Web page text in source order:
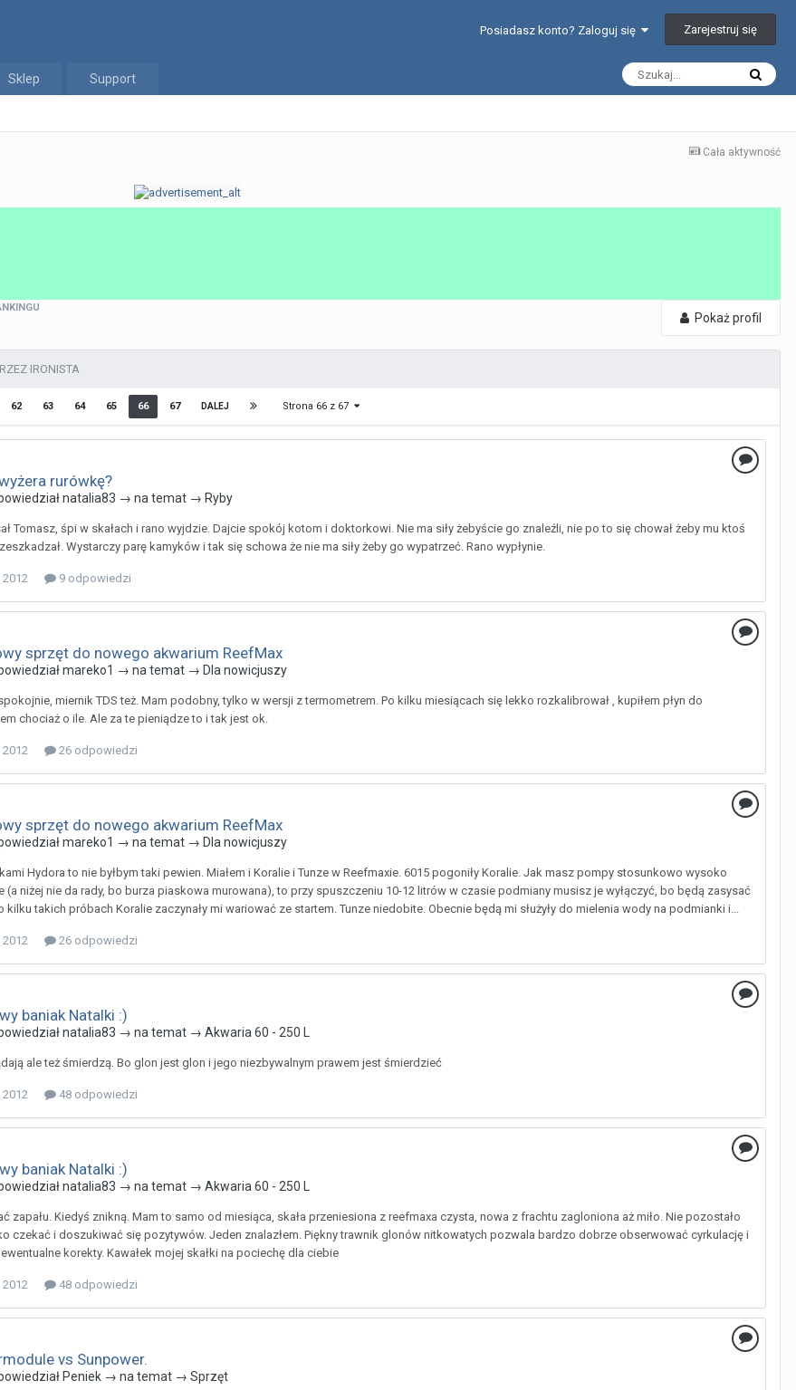
Posiadasz konto? Zaloguj się Zarejestruj się
Sklep Support
Cała aktywność
Pokaż profil
IRONISTA
62 63 64 65 66 67 DALEJ Strona 66 z 67
rurówkę?
natalia83 → na temat → Ryby
Tomasz, śpi w skałach i rano wyjdzie. Dajcie spokój kotom i doktorkowi. Nie ma siły żebyście go znaleźli, nie po to się chował żeby mu ktoś
Wystarczy parę kamyków i tak się schowa że nie ma siły żeby go wypatrzeć. Rano wypłynie.
9 odpowiedzi
sprzęt do nowego akwarium ReefMax
mareko1 → na temat → Dla nowicjuszy
miernik TDS też. Mam podobny, tylko w wersji z termometrem. Po kilku miesiącach się lekko rozkalibrował , kupiłem płyn do
chociaż o ile. Ale za te pieniądze to i tak jest ok.
26 odpowiedzi
sprzęt do nowego akwarium ReefMax
mareko1 → na temat → Dla nowicjuszy
Hydora to nie byłbym taki pewien. Miałem i Koralie i Tunze w Reefmaxie. 6015 pogoniły Koralie. Jak masz pompy stosunkowo wysoko
(a niżej nie da rady, bo burza piaskowa murowana), to przy spuszczeniu 10-12 litrów w czasie podmiany musisz je wyłączyć, bo będą zasysać
kilku takich próbach Koralie zaczynały mi wariować ze startem. Tunze niedobite. Obecnie będą mi służyły do mielenia wody na podmianki i...
26 odpowiedzi
baniak Natalki :)
natalia83 → na temat → Akwaria 60 - 250 L
ale też śmierdzą. Bo glon jest glon i jego niezbywalnym prawem jest śmierdzieć
48 odpowiedzi
baniak Natalki :)
natalia83 → na temat → Akwaria 60 - 250 L
zapału. Kiedyś znikną. Mam to samo od miesiąca, skała przeniesiona z reefmaxa czysta, nowa z frachtu zagloniona aż miło. Nie pozostało
czekać i doszukiwać się pozytywów. Jeden znalazłem. Piękny trawnik glonów nitkowatych pozwala bardzo dobrze obserwować cyrkulację i
korekty. Kawałek mojej skałki na pociechę dla ciebie
48 odpowiedzi
vs Sunpower.
Peniek → na temat → Sprzęt